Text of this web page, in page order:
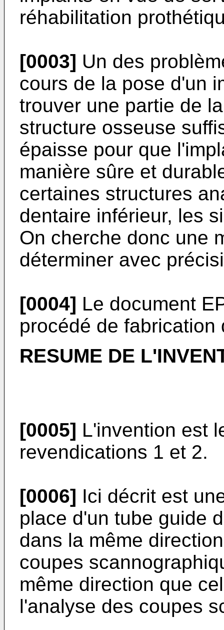
réhabilitation
[0003] Un des
cours de la pose d'un
trouver une partie de
structure osseuse
épaisse pour que
manière sûre et
certaines structures
dentaire inférieur, les
On cherche donc une
déterminer avec
[0004] Le document
procédé de
RESUME DE
[0005] L'invention est
revendications 1 et 2.
[0006] Ici décrit est
place d'un tube guide
dans la même
coupes
même direction que
l'analyse des coupes